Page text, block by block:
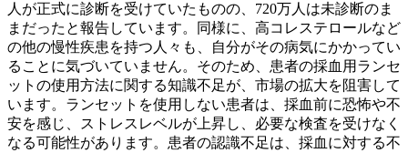
人が正式に診断を受けていたものの、720万人は未診断のま
まだったと報告しています。同様に、高コレステロールなど
の他の慢性疾患を持つ人々も、自分がその病気にかかってい
ることに気づいていません。そのため、患者の採血用ランセ
ットの使用方法に関する知識不足が、市場の拡大を阻害して
います。ランセットを使用しない患者は、採血前に恐怖や不
安を感じ、ストレスレベルが上昇し、必要な検査を受けなく
なる可能性があります。患者の認識不足は、採血に対する不